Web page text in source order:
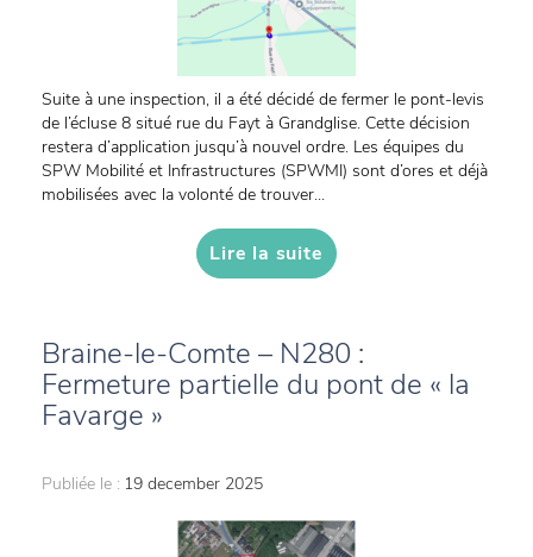
Suite à une inspection, il a été décidé de fermer le pont-levis
de l’écluse 8 situé rue du Fayt à Grandglise. Cette décision
restera d’application jusqu’à nouvel ordre. Les équipes du
SPW Mobilité et Infrastructures (SPWMI) sont d’ores et déjà
mobilisées avec la volonté de trouver...
Lire la suite
Braine-le-Comte – N280 :
Fermeture partielle du pont de « la
Favarge »
Publiée le : 19 december 2025